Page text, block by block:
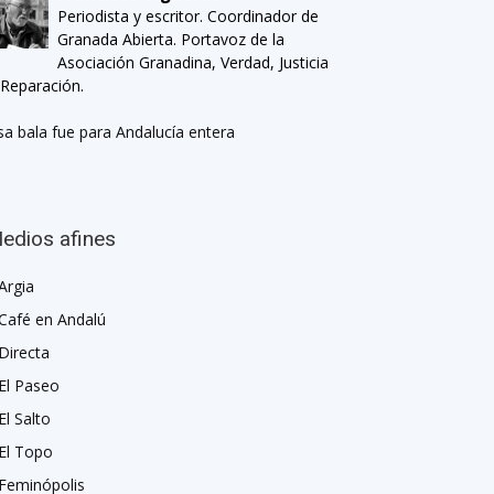
Periodista y escritor. Coordinador de
Granada Abierta. Portavoz de la
Asociación Granadina, Verdad, Justicia
bala fue para Andalucía entera
afines
en Andalú
Directa
El Paseo
El Salto
El Topo
Feminópolis